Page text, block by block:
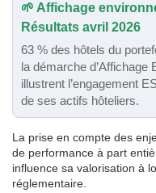
🌱 Affichage
Résultats avril 2026
63 % des hôtels du
la démarche d’Affichage
illustrent l’engagement
de ses actifs hôteliers.
La prise en compte des
de performance à part
influence sa valorisation à
réglementaire.